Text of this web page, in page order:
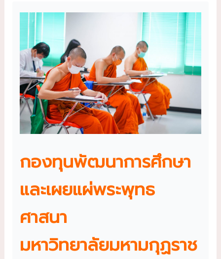
กองทุนพัฒนาการศึกษา
และเผยแผ่พระพุทธ
ศาสนา
มหาวิทยาลัยมหามกุฏราช